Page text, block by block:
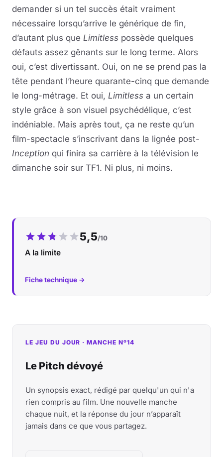
demander si un tel succès était vraiment
nécessaire lorsqu’arrive le générique de fin,
d’autant plus que Limitless possède quelques
défauts assez gênants sur le long terme. Alors
oui, c’est divertissant. Oui, on ne se prend pas la
tête pendant l’heure quarante-cinq que demande
le long-métrage. Et oui, Limitless a un certain
style grâce à son visuel psychédélique, c’est
indéniable. Mais après tout, ça ne reste qu’un
film-spectacle s’inscrivant dans la lignée post-
Inception qui finira sa carrière à la télévision le
dimanche soir sur TF1. Ni plus, ni moins.
Notre note :
5,5/10
A la limite
Fiche technique →
LE JEU DU JOUR · MANCHE Nº14
Le Pitch dévoyé
Un synopsis exact, rédigé par quelqu'un qui n'a
rien compris au film. Une nouvelle manche
chaque nuit, et la réponse du jour n’apparaît
jamais dans ce que vous partagez.